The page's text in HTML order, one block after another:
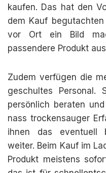
kaufen. Das hat den
dem Kauf
vor Ort ein Bild
passendere Produkt
Zudem verfügen die
geschultes Personal.
persönlich beraten
nass trockensauger
ihnen das eventuell
weiter. Beim Kauf im
Produkt meistens